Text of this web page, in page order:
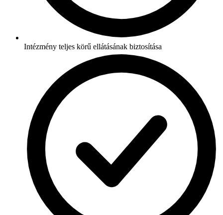
Intézmény teljes körű ellátásának biztosítása